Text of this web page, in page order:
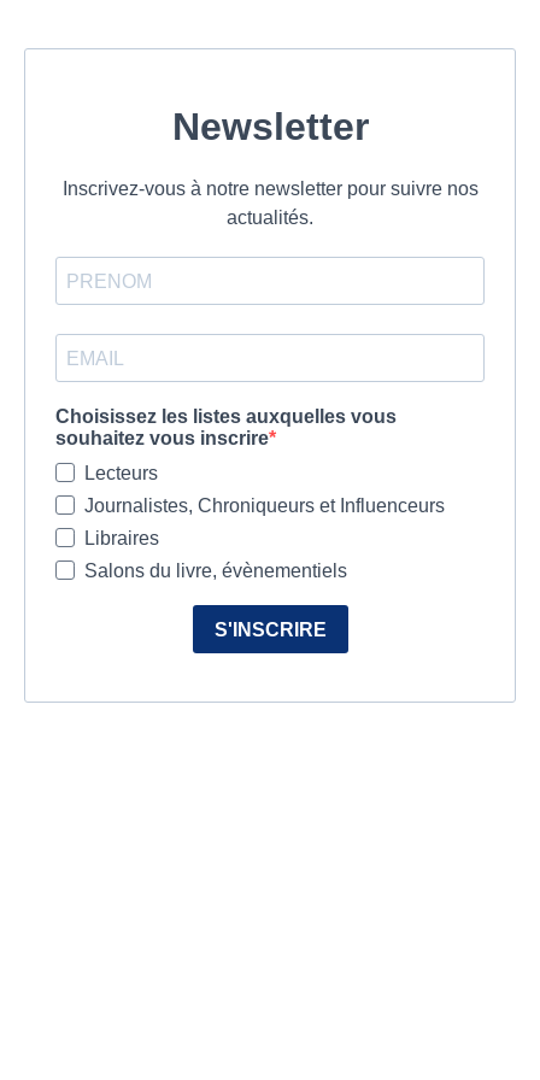
Newsletter
Inscrivez-vous à notre newsletter pour suivre nos
actualités.
Choisissez les listes auxquelles vous
souhaitez vous inscrire
Lecteurs
Journalistes, Chroniqueurs et Influenceurs
Libraires
Salons du livre, évènementiels
S'INSCRIRE